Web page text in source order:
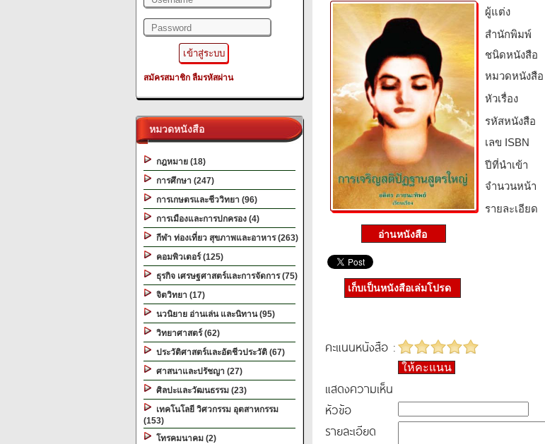
สมัครสมาชิก ลืมรหัสผ่าน
หมวดหนังสือ
กฎหมาย (18)
การศึกษา (247)
การเกษตรและชีววิทยา (96)
การเมืองและการปกครอง (4)
กีฬา ท่องเที่ยว สุขภาพและอาหาร (263)
คอมพิวเตอร์ (125)
ธุรกิจ เศรษฐศาสตร์และการจัดการ (75)
จิตวิทยา (17)
นวนิยาย อ่านเล่น และนิทาน (95)
วิทยาศาสตร์ (62)
ประวัติศาสตร์และอัตชีวประวัติ (67)
ศาสนาและปรัชญา (27)
ศิลปะและวัฒนธรรม (23)
เทคโนโลยี วิศวกรรม อุตสาหกรรม
(153)
โทรคมนาคม (2)
ผู้แต่ง
สำนักพิมพ์
ชนิดหนังสือ­
หมวดหนังสือ­
หัวเรื่อง
รหัสหนังสือ­
เลข ISBN
ปีที่นำเข้า
จำนวนหน้า
รายละเอียด
เก็บเป็นหนังสือเล่มโปรด
คะแนนหนังสือ :
ให้คะแนน
แสดงความเห็น
หัวข้อ
รายละเอียด